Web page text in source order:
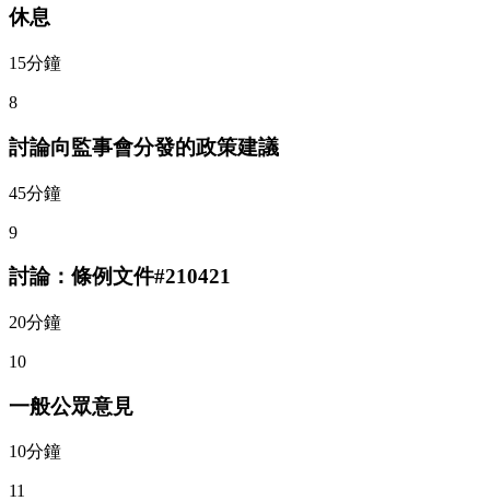
休息
15分鐘
8
討論向監事會分發的政策建議
45分鐘
9
討論：條例文件#210421
20分鐘
10
一般公眾意見
10分鐘
11